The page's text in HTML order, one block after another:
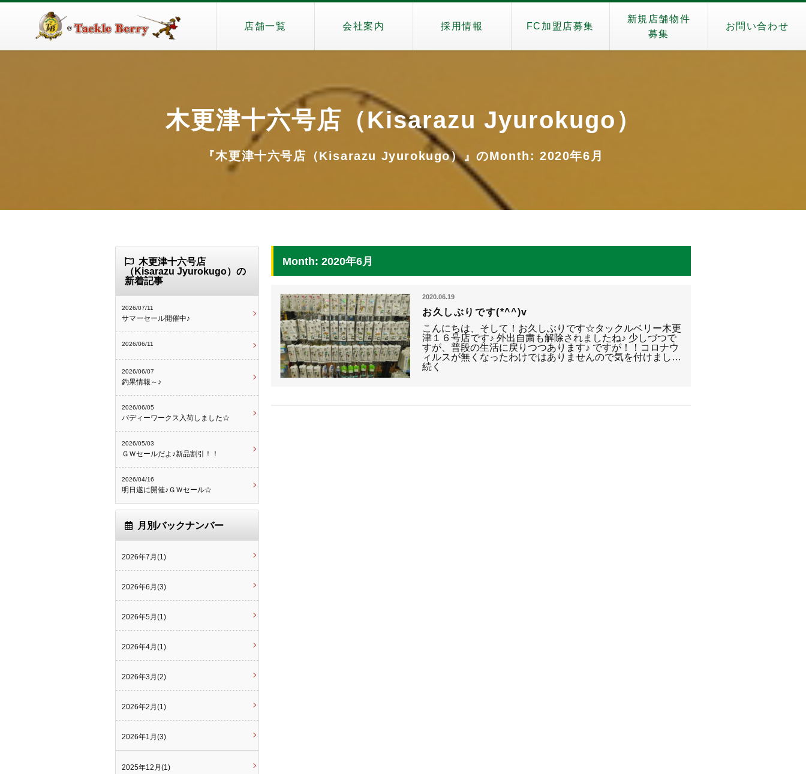
店舗一覧 会社案内 採用情報 FC加盟店募集
新規店舗物件
募集
お問い合わせ
木更津十六号店（Kisarazu Jyurokugo）
『木更津十六号店（Kisarazu Jyurokugo）』のMonth: 2020年6月
Month: 2020年6月
2020.06.19
お久しぶりです(*^^)v
こんにちは、そして！お久しぶりです☆タックルベリー木更
津１６号店です♪ 外出自粛も解除されましたね♪ 少しづつで
すが、普段の生活に戻りつつあります♪ ですが！！コロナウ
ィルスが無くなったわけではありませんので気を付けまし…
続く
木更津十六号店
（Kisarazu Jyurokugo）の
新着記事
2026/07/11
サマーセール開催中♪
2026/06/11
2026/06/07
釣果情報～♪
2026/06/05
バディーワークス入荷しました☆
2026/05/03
ＧＷセールだよ♪新品割引！！
2026/04/16
明日遂に開催♪ＧＷセール☆
月別バックナンバー
2026年7月(1)
2026年6月(3)
2026年5月(1)
2026年4月(1)
2026年3月(2)
2026年2月(1)
2026年1月(3)
2025年12月(1)